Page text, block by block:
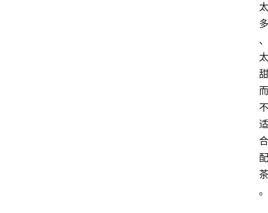
太
多
、
太
甜
而
不
适
合
配
茶
。